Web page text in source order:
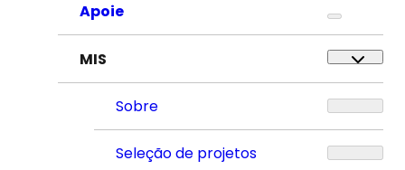
Apoie
MIS
Sobre
Seleção de projetos